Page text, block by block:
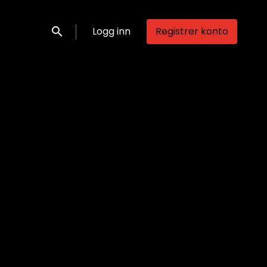
Søk Logg inn Registrer konto